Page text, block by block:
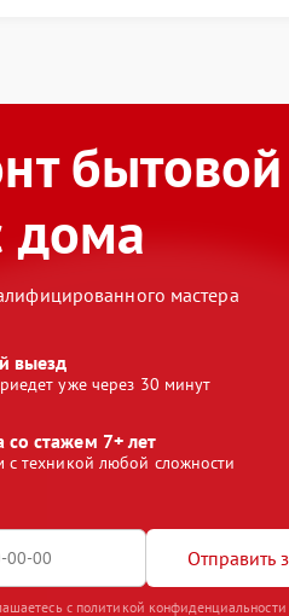
дома
мастера
выезд
уже через 30 минут
со стажем 7+ лет
с техникой любой сложности
Отправить
с политикой конфиденциальности